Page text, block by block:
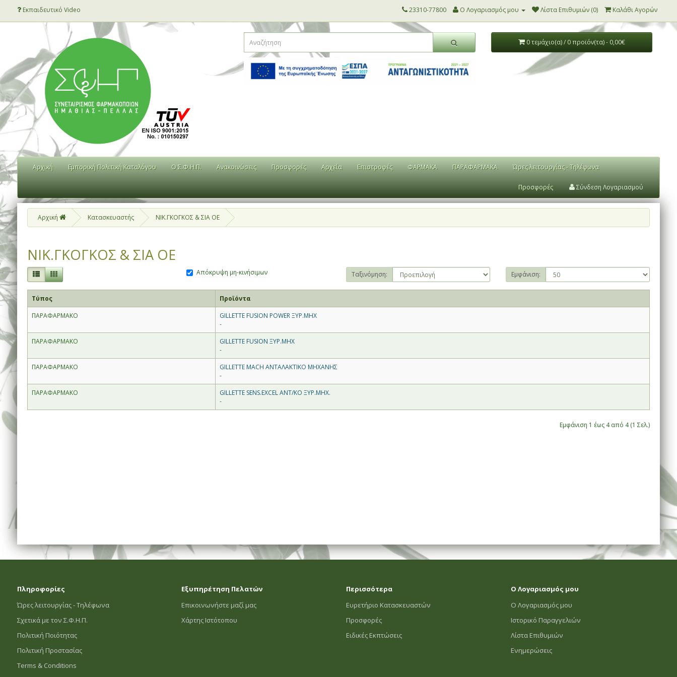
Εκπαιδευτικό Video 23310-77800 Ο Λογαριασμός μου Λίστα Επιθυμιών (0) Καλάθι Αγορών
0 τεμάχιο(α) / 0 προϊόν(τα) - 0,00€
Αρχική Εμπορική Πολιτική Καταλόγου Ο Σ.Φ.Η.Π. Ανακοινώσεις Προσφορές Αρχεία Επιστροφές ΦΑΡΜΑΚΑ ΠΑΡΑΦΑΡΜΑΚΑ Ώρες λειτουργίας - Τηλέφωνα
Προσφορές Σύνδεση Λογαριασμού
Αρχική Κατασκευαστής ΝΙΚ.ΓΚΟΓΚΟΣ & ΣΙΑ ΟΕ
ΝΙΚ.ΓΚΟΓΚΟΣ & ΣΙΑ ΟΕ
Απόκρυψη μη-κινήσιμων Ταξινόμηση: Εμφάνιση:
Τύπος
Προϊόντα
ΠΑΡΑΦΑΡΜΑΚΟ
GILLETTE FUSION POWER ΞΥΡ.ΜΗΧ
-
ΠΑΡΑΦΑΡΜΑΚΟ
GILLETTE FUSION ΞΥΡ.ΜΗΧ
-
ΠΑΡΑΦΑΡΜΑΚΟ
GILLETTE MACH ΑΝΤΑΛΑΚΤΙΚΟ ΜΗΧΑΝΗΣ
-
ΠΑΡΑΦΑΡΜΑΚΟ
GILLETTE SENS.EXCEL ΑΝΤ/ΚΟ ΞΥΡ.ΜΗΧ.
-
Εμφάνιση 1 έως 4 από 4 (1 Σελ.)
Πληροφορίες
Ώρες λειτουργίας - Τηλέφωνα
Σχετικά με τον Σ.Φ.Η.Π.
Πολιτική Ποιότητας
Πολιτική Προστασίας
Terms & Conditions
Εξυπηρέτηση Πελατών
Επικοινωνήστε μαζί μας
Χάρτης Ιστότοπου
Περισσότερα
Ευρετήριο Κατασκευαστών
Προσφορές
Ειδικές Εκπτώσεις
Ο Λογαριασμός μου
Ο Λογαριασμός μου
Ιστορικό Παραγγελιών
Λίστα Επιθυμιών
Ενημερώσεις